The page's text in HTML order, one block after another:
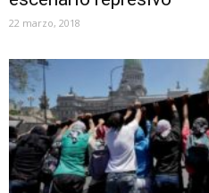
22 marzo, 2018